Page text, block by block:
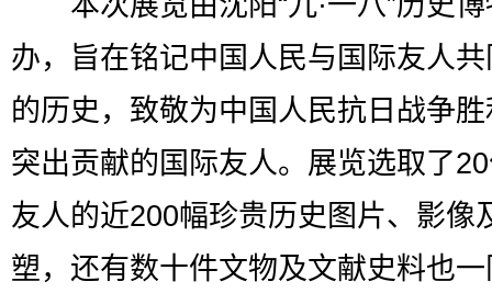
办，旨在铭记中国人民与国际友人
的历史，致敬为中国人民抗日战争
突出贡献的国际友人。展览选取了
友人的近200幅珍贵历史图片、影像
塑，还有数十件文物及文献史料也